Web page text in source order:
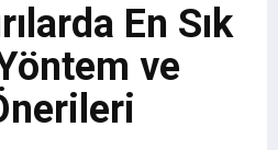
En Sık
ve